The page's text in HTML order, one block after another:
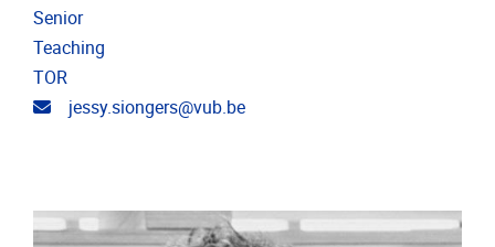
Senior
Teaching
TOR
Email address
jessy.siongers@vub.be